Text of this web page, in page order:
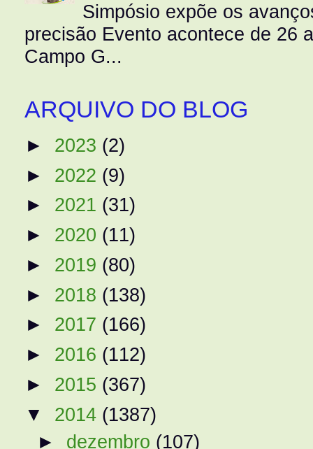
Simpósio expõe os
precisão Evento acontece de 26
Campo G...
ARQUIVO DO BLOG
► 2023 (2)
► 2022 (9)
► 2021 (31)
► 2020 (11)
► 2019 (80)
► 2018 (138)
► 2017 (166)
► 2016 (112)
► 2015 (367)
▼ 2014 (1387)
► dezembro (107)